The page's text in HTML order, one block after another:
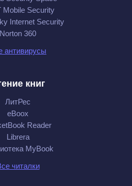
Mobile Security
Internet Security
Norton 360
антивирусы
книг
ЛитРес
eBoox
Reader
Librera
MyBook
читалки